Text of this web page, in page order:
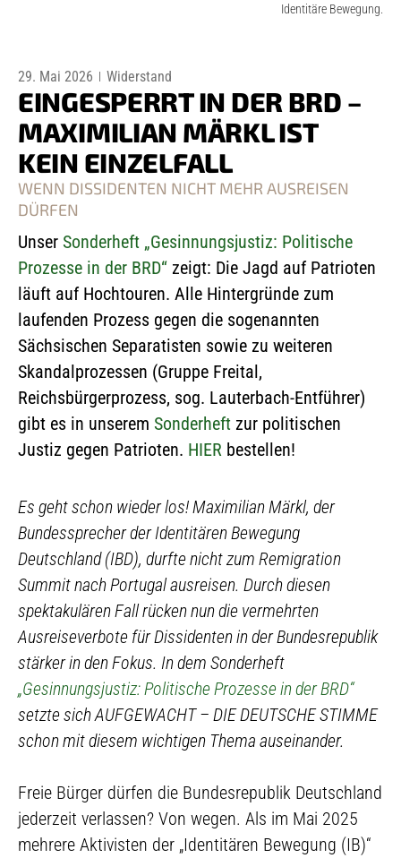
Identitäre Bewegung.
29. Mai 2026 Widerstand
EINGESPERRT IN DER BRD –
MAXIMILIAN MÄRKL IST
KEIN EINZELFALL
WENN DISSIDENTEN NICHT MEHR AUSREISEN
DÜRFEN
Unser Sonderheft „Gesinnungsjustiz: Politische
Prozesse in der BRD“ zeigt: Die Jagd auf Patrioten
läuft auf Hochtouren. Alle Hintergründe zum
laufenden Prozess gegen die sogenannten
Sächsischen Separatisten sowie zu weiteren
Skandalprozessen (Gruppe Freital,
Reichsbürgerprozess, sog. Lauterbach-Entführer)
gibt es in unserem Sonderheft zur politischen
Justiz gegen Patrioten. HIER bestellen!
Es geht schon wieder los! Maximilian Märkl, der
Bundessprecher der Identitären Bewegung
Deutschland (IBD), durfte nicht zum Remigration
Summit nach Portugal ausreisen. Durch diesen
spektakulären Fall rücken nun die vermehrten
Ausreiseverbote für Dissidenten in der Bundesrepublik
stärker in den Fokus. In dem Sonderheft
„Gesinnungsjustiz: Politische Prozesse in der BRD“
setzte sich AUFGEWACHT – DIE DEUTSCHE STIMME
schon mit diesem wichtigen Thema auseinander.
Freie Bürger dürfen die Bundesrepublik Deutschland
jederzeit verlassen? Von wegen. Als im Mai 2025
mehrere Aktivisten der „Identitären Bewegung (IB)“